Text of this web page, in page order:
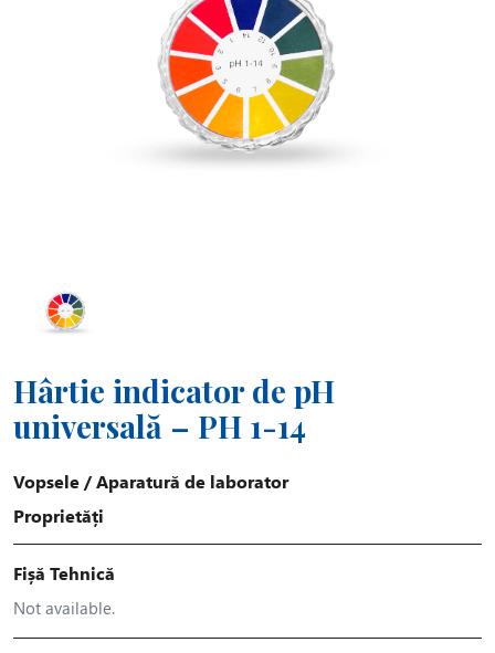
Hârtie indicator de pH
universală – PH 1-14
Vopsele /Aparatură de laborator
Proprietăți
Fișă Tehnică
Not available.